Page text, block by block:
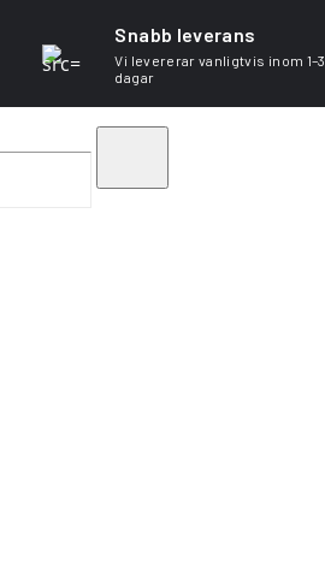
Snabb leverans
Vi levererar vanligtvis inom 1–3
dagar